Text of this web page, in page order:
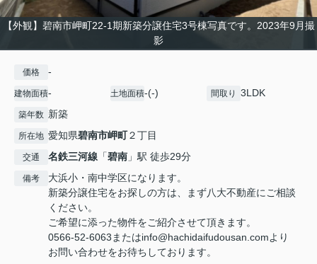
【外観】碧南市岬町22-1期新築分譲住宅3号棟写真です。2023年9月撮
影
価格 -
建物面積- 土地面積-(-) 間取り 3LDK
築年数 新築
所在地 愛知県碧南市岬町２丁目
交通 名鉄三河線 「碧南 」駅 徒歩29分
備考
大浜小・南中学区になります。
新築分譲住宅をお探しの方は、まず八大不動産にご相談
ください。
ご希望に添った物件をご紹介させて頂きます。
0566-52-6063またはinfo@hachidaifudousan.comより
お問い合わせをお待ちしております。